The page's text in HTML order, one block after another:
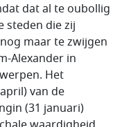
dat al te oubollig
steden die zij
maar te zwijgen
Alexander in
Het
van de
(31 januari)